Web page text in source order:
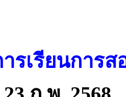
รเรียนการ